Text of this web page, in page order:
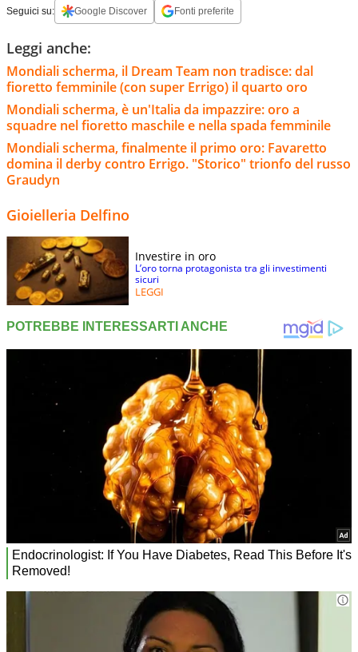
Seguici su: Google Discover Fonti preferite
Leggi anche:
Mondiali scherma, il Dream Team non tradisce: dal
fioretto femminile (con super Errigo) il quarto oro
Mondiali scherma, è un'Italia da impazzire: oro a
squadre nel fioretto maschile e nella spada femminile
Mondiali scherma, finalmente il primo oro: Favaretto
domina il derby contro Errigo. "Storico" trionfo del russo
Graudyn
Gioielleria Delfino
Investire in oro
L’oro torna protagonista tra gli investimenti
sicuri
LEGGI